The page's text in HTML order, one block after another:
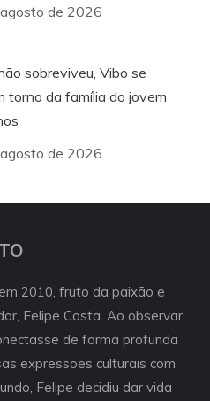
de 2026
sobreviveu, Vibo se
torno da família do jovem
de 2026
2010, fruto da paixão e
Felipe Costa. Ao observar
de forma profunda
expressões culturais com
Felipe decidiu dar vida